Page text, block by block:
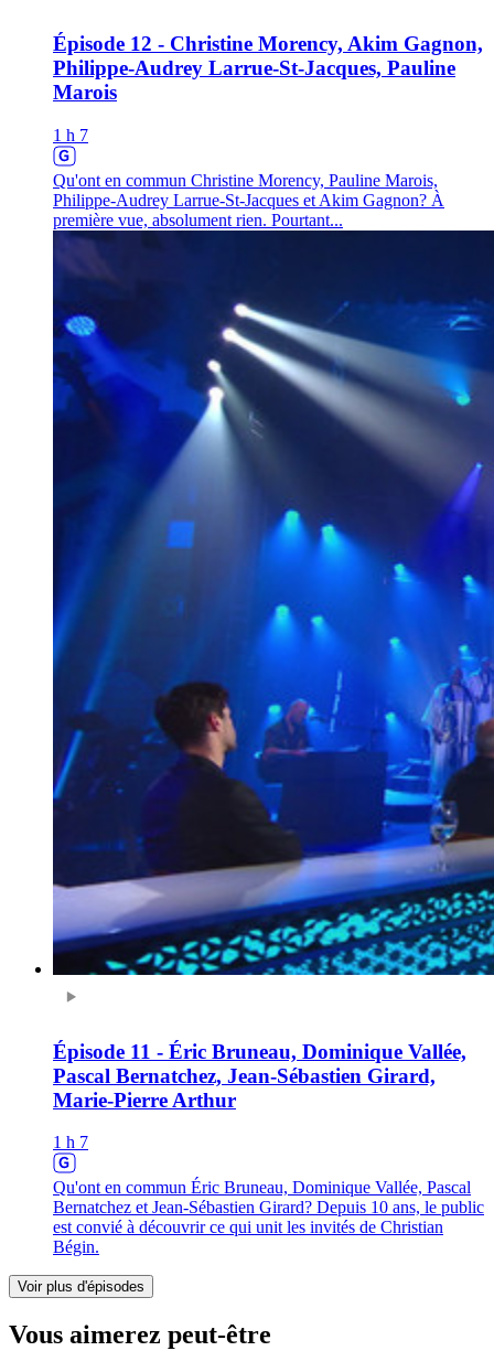
Épisode 12 - Christine Morency, Akim Gagnon,
Philippe-Audrey Larrue-St-Jacques, Pauline
Marois
1 h 7
Qu'ont en commun Christine Morency, Pauline Marois,
Philippe-Audrey Larrue-St-Jacques et Akim Gagnon? À
première vue, absolument rien. Pourtant...
Épisode 11 - Éric Bruneau, Dominique Vallée,
Pascal Bernatchez, Jean-Sébastien Girard,
Marie-Pierre Arthur
1 h 7
Qu'ont en commun Éric Bruneau, Dominique Vallée, Pascal
Bernatchez et Jean-Sébastien Girard? Depuis 10 ans, le public
est convié à découvrir ce qui unit les invités de Christian
Bégin.
Voir plus d'épisodes
Vous aimerez peut-être